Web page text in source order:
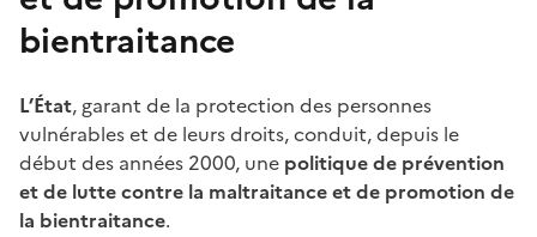
bientraitance
L’État, garant de la protection des personnes
vulnérables et de leurs droits, conduit, depuis le
début des années 2000, une politique de prévention
et de lutte contre la maltraitance et de promotion de
la bientraitance.